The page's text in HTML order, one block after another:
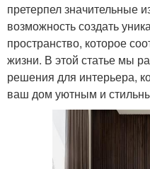
претерпел значительные
возможность создать
пространство, которое
жизни. В этой статье мы
решения для интерьера,
ваш дом уютным и